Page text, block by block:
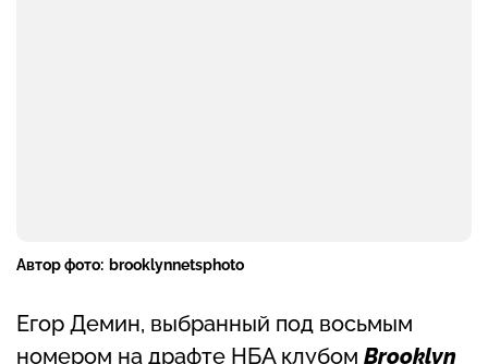
Автор фото: brooklynnetsphoto
Егор Демин, выбранный под восьмым
номером на драфте НБА клубом Brooklyn